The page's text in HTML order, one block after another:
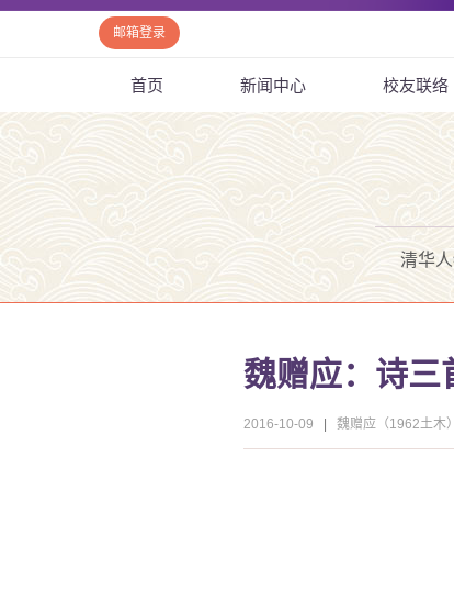
邮箱登录
首页 新闻中心 校友联络
清华
魏赠应：诗三
2016-10-09 魏赠应（1962土木）